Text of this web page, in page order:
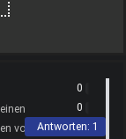
vor
0
0
Antworten: 1